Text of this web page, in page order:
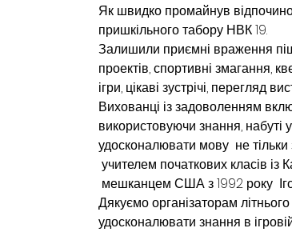
Як швидко промайнув
пришкільного табору НВК 19.
Залишили приємні враження
проектів, спортивні змагання,
ігри, цікаві зустрічі, перегляд
Вихованці із задоволенням
використовуючи знання, набуті
удосконалювати мову  не
учителем початкових класів
мешканцем США з 1992 року
Дякуємо організаторам
удосконалювати знання в